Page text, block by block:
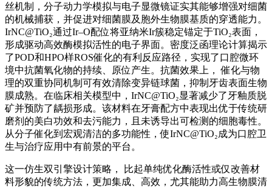
丝机制，分子动力学模拟与电子显微镜证实其能够增强对细菌
的机械捕获，并促进对细菌膜及胞外生物膜基质的穿透能力。
IrNC@TiO₂通过Ir–O配位将亚纳米Ir簇稳定锚定于TiO₂表面，
形成驱动高效酶模拟活性的电子界面。密度泛函理论计算揭示
了POD和HPO样ROS催化的有利反应路径，实现了口腔微环
境中抗菌氧化物的持续、原位产生。抗菌效果上， 催化与物
理的双重协同机制可有效清除变异链球菌，抑制牙齿表面生物
膜成熟。在临床相关模型中，IrNC@TiO₂显著减少了牙釉质脱
矿并预防了龋损形成。该材料在牙膏配方中表现出优于传统研
磨剂的美白功效和去污能力，且未诱导出可检测的细胞毒性。
从分子催化到宏观清洁的多功能性，使IrNC@TiO₂成为口腔卫
生与治疗应用中有前景的平台。
这一仿生双引擎设计策略， 比起单纯优化酶活性或仅改善材
料形貌的传统方法，更加集成、高效，尤其能助力高生物膜清